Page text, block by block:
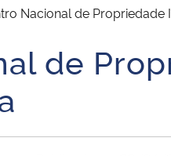
Desenvolvimento Regional
Advocacia-Geral da União
Nacional de
de